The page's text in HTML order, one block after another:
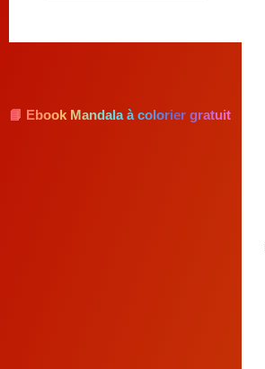
📘 Ebook Mandala à colorier gratuit